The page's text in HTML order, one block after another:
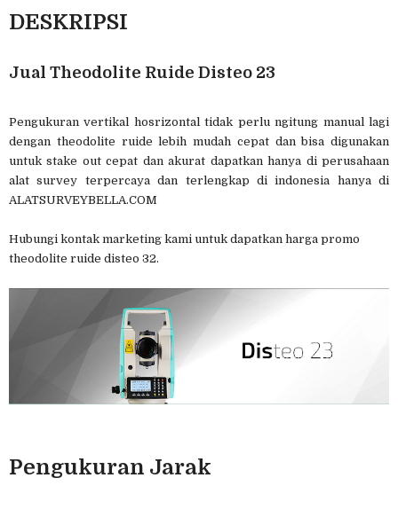
DESKRIPSI
Jual Theodolite Ruide Disteo 23
Pengukuran vertikal hosrizontal tidak perlu ngitung manual lagi
dengan theodolite ruide lebih mudah cepat dan bisa digunakan
untuk stake out cepat dan akurat dapatkan hanya di perusahaan
alat survey terpercaya dan terlengkap di indonesia hanya di
ALATSURVEYBELLA.COM
Hubungi kontak marketing kami untuk dapatkan harga promo
theodolite ruide disteo 32.
Pengukuran Jarak